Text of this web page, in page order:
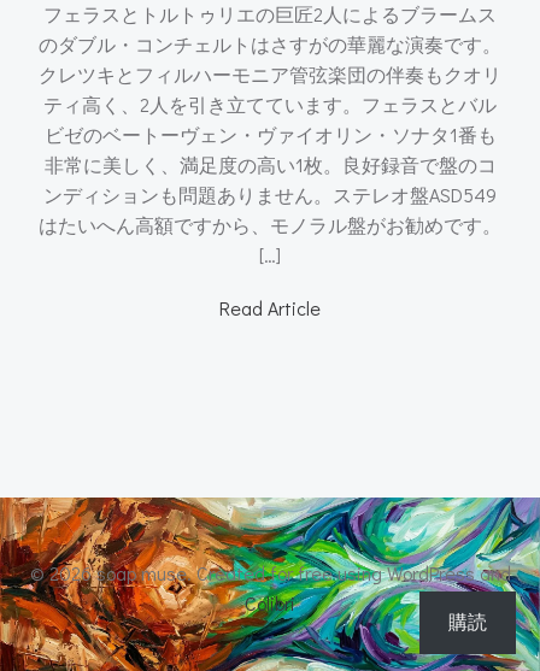
フェラスとトルトゥリエの巨匠2人によるブラームス
のダブル・コンチェルトはさすがの華麗な演奏です。
クレツキとフィルハーモニア管弦楽団の伴奏もクオリ
ティ高く、2人を引き立てています。フェラスとバル
ビゼのベートーヴェン・ヴァイオリン・ソナタ1番も
非常に美しく、満足度の高い1枚。良好録音で盤のコ
ンディションも問題ありません。ステレオ盤ASD549
はたいへん高額ですから、モノラル盤がお勧めです。
[…]
Read Article
© 2026 soap muse. Created for free using WordPress and
Colibri
購読